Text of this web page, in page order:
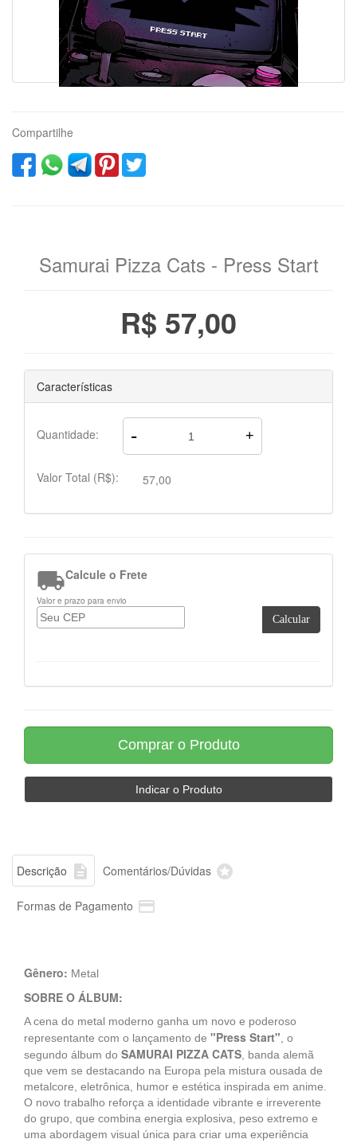
Compartilhe
Samurai Pizza Cats - Press Start
R$ 57,00
Características
Quantidade: - +
Valor Total (R$): 57,00
Calcule o Frete
Valor e prazo para envio
Calcular
Descrição  Comentários/Dúvidas 
Formas de Pagamento 
Gênero: Metal
SOBRE O ÁLBUM:
A cena do metal moderno ganha um novo e poderoso
representante com o lançamento de "Press Start" , o
segundo álbum do SAMURAI PIZZA CATS , banda alemã
que vem se destacando na Europa pela mistura ousada de
metalcore, eletrônica, humor e estética inspirada em anime.
O novo trabalho reforça a identidade vibrante e irreverente
do grupo, que combina energia explosiva, peso extremo e
uma abordagem visual única para criar uma experiência